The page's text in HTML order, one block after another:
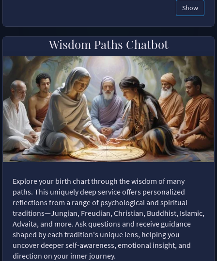
Show
Wisdom Paths Chatbot
Explore your birth chart through the wisdom of many
paths. This uniquely deep service offers personalized
reflections from a range of psychological and spiritual
traditions—Jungian, Freudian, Christian, Buddhist, Islamic,
Advaita, and more. Ask questions and receive guidance
shaped by each tradition's unique lens, helping you
uncover deeper self-awareness, emotional insight, and
direction on your inner journey.